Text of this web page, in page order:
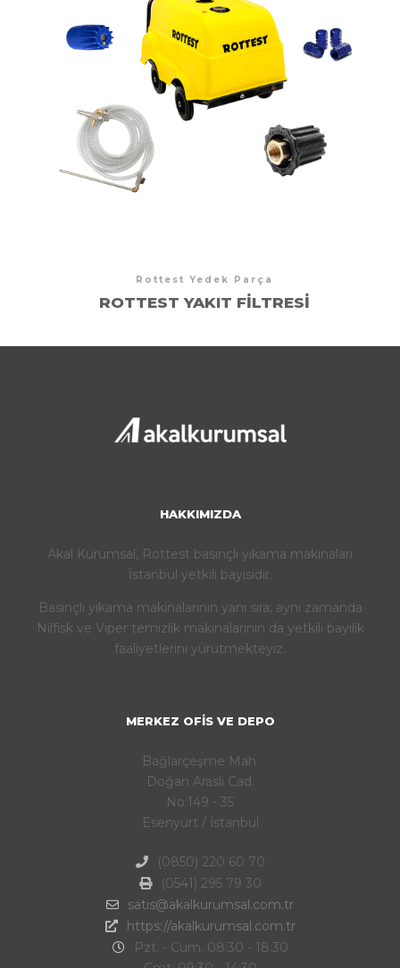
Rottest Yedek Parça
ROTTEST YAKIT FILTRESI
HAKKIMIZDA
Akal Kurumsal, Rottest basınçlı yıkama makinaları
İstanbul yetkili bayisidir.
Basınçlı yıkama makinalarının yanı sıra; aynı zamanda
Nilfisk ve Viper temizlik makinalarının da yetkili bayilik
faaliyetlerini yürütmekteyiz.
MERKEZ OFIS VE DEPO
Bağlarçeşme Mah.
Doğan Araslı Cad.
No:149 - 35
Esenyurt / İstanbul
(0850) 220 60 70
(0541) 295 79 30
satis@akalkurumsal.com.tr
https://akalkurumsal.com.tr
Pzt. - Cum. 08:30 - 18:30